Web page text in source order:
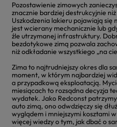
Pozostawienie zimowych
znacznie bardziej destrukcyjnie
Uszkodzenia lakieru pojawiają się
jest wcierany mechanicznie lub
źle utrzymanej infrastruktury.
bezdotykowe zimą pozwala
niż odkładanie wszystkiego „na
Zima to najtrudniejszy okres dla
moment, w którym najbardziej
a przypadkową eksploatacją.
miesiącach to rozsądna decyzja
wydatek. Jako Redconst
auto zimą, ono odwdzięczy się
wyglądem i mniejszymi kosztami
więcej wiedzy o tym, jak dbać o